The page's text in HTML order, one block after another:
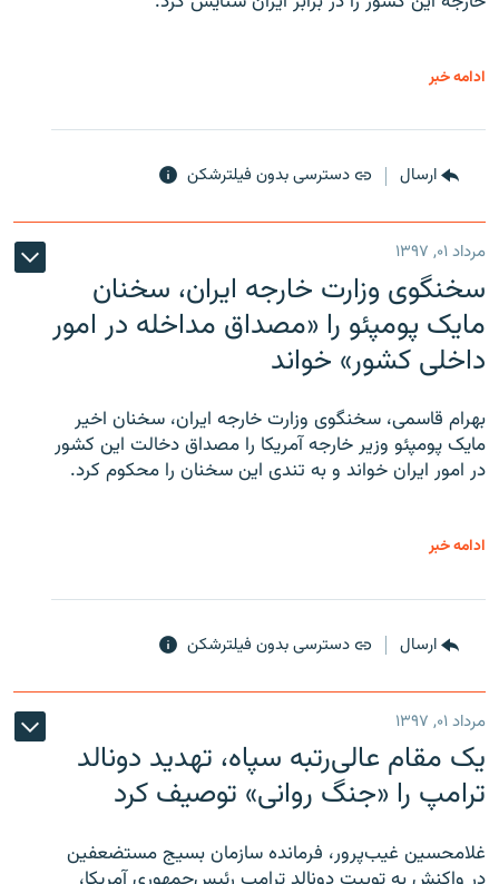
ادامه خبر
ارسال دسترسی بدون فیلترشکن
مرداد ۰۱, ۱۳۹۷
سخنگوی وزارت خارجه ایران، سخنان
مایک پومپئو را «مصداق مداخله در امور
داخلی کشور» خواند
بهرام قاسمی، سخنگوی وزارت خارجه ایران، سخنان اخیر
مایک پومپئو وزیر خارجه آمریکا را مصداق دخالت این کشور
در امور ایران خواند و به تندی این سخنان را محکوم کرد.
ادامه خبر
ارسال دسترسی بدون فیلترشکن
مرداد ۰۱, ۱۳۹۷
یک مقام عالی‌رتبه سپاه، تهدید دونالد
ترامپ را «جنگ روانی» توصیف کرد
غلامحسین غیب‌پرور، فرمانده سازمان بسیج مستضعفین